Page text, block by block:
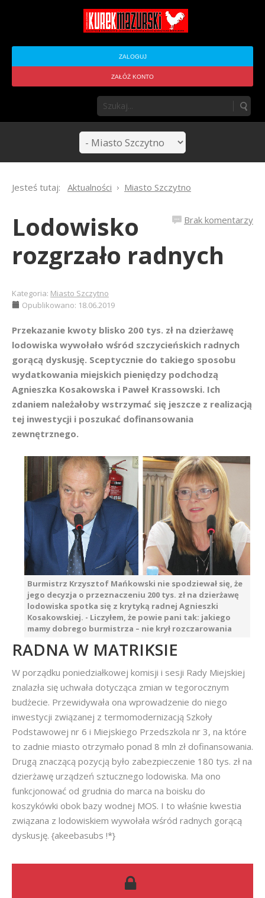
ZALOGUJ
ZAŁÓŻ KONTO
Jesteś tutaj: Aktualności Miasto Szczytno
Brak komentarzy
Lodowisko
rozgrzało radnych
Kategoria: Miasto Szczytno
Opublikowano: 18.06.2019
Przekazanie kwoty blisko 200 tys. zł na dzierżawę
lodowiska wywołało wśród szczycieńskich radnych
gorącą dyskusję. Sceptycznie do takiego sposobu
wydatkowania miejskich pieniędzy podchodzą
Agnieszka Kosakowska i Paweł Krassowski. Ich
zdaniem należałoby wstrzymać się jeszcze z realizacją
tej inwestycji i poszukać dofinansowania
zewnętrznego.
Burmistrz Krzysztof Mańkowski nie spodziewał się, że
jego decyzja o przeznaczeniu 200 tys. zł na dzierżawę
lodowiska spotka się z krytyką radnej Agnieszki
Kosakowskiej. - Liczyłem, że powie pani tak: jakiego
mamy dobrego burmistrza – nie krył rozczarowania
RADNA W MATRIKSIE
W porządku poniedziałkowej komisji i sesji Rady Miejskiej
znalazła się uchwała dotycząca zmian w tegorocznym
budżecie. Przewidywała ona wprowadzenie do niego
inwestycji związanej z termomodernizacją Szkoły
Podstawowej nr 6 i Miejskiego Przedszkola nr 3, na które
to zadnie miasto otrzymało ponad 8 mln zł dofinansowania.
Drugą znaczącą pozycją było zabezpieczenie 180 tys. zł na
dzierżawę urządzeń sztucznego lodowiska. Ma ono
funkcjonować od grudnia do marca na boisku do
koszykówki obok bazy wodnej MOS. I to właśnie kwestia
związana z lodowiskiem wywołała wśród radnych gorącą
dyskusję. {akeebasubs !*}